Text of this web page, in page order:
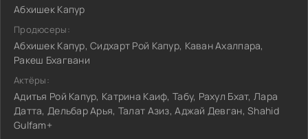
Абхишек Капур
Продюсеры:
Абхишек Капур, Сидхарт Рой Капур, Каван Ахалпара,
Ракеш Бхагвани
Актёры:
Адитья Рой Капур, Катрина Каиф, Табу, Рахул Бхат, Лара
Датта, Дельбар Арья, Талат Азиз, Аджай Девган, Shahid
Gulfam+